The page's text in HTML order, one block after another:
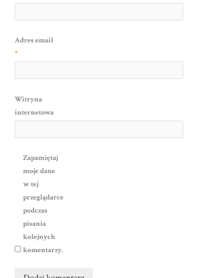
Adres email
*
Witryna
internetowa
Zapamiętaj
moje dane
w tej
przeglądarce
podczas
pisania
kolejnych
komentarzy.